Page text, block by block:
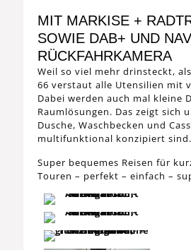
MIT MARKISE +
SOWIE DAB+ UND
RÜCKFAHRKAMERA
Weil so viel mehr drinsteckt,
66 verstaut alle Utensilien mit
Dabei werden auch mal kleine
Raumlösungen. Das zeigt sich
Dusche, Waschbecken und
multifunktional konzipiert sind.
Super bequemes Reisen für
Touren – perfekt – einfach –